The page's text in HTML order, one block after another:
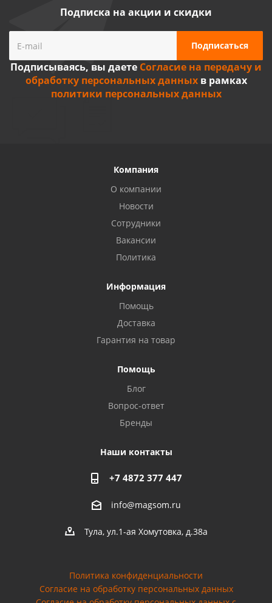
Подписка на акции и скидки
Подписываясь, вы даете Согласие на передачу и
обработку персональных данныхв рамках
политики персональных данных
Компания
О компании
Новости
Сотрудники
Вакансии
Политика
Информация
Помощь
Доставка
Гарантия на товар
Помощь
Блог
Вопрос-ответ
Бренды
Наши контакты
+7 4872 377 447
info@magsom.ru
Тула, ул.1-ая Хомутовка, д.38а
Политика конфиденциальности
Согласие на обработку персональных данных